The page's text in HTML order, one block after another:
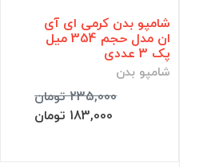
شامپو بدن کرمی ای آی
ان مدل حجم 354 میل
پک 3 عددی
شامپو بدن
235,000 تومان
183,000 تومان